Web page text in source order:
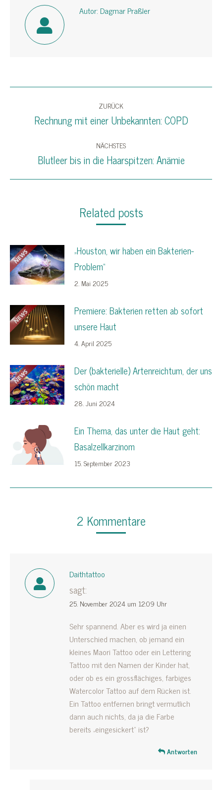
Autor:Dagmar Praßler
Kommentarnavigation
ZURÜCK
Vorheriger
Rechnung mit einer Unbekannten: COPD
NÄCHSTES
Nächster
Beitrag:
Blutleer bis in die Haarspitzen: Anämie
Related posts
„Houston, wir haben ein Bakterien-
Problem“
2. Mai 2025
Premiere: Bakterien retten ab sofort
unsere Haut
4. April 2025
Der (bakterielle) Artenreichtum, der uns
schön macht
28. Juni 2024
Ein Thema, das unter die Haut geht:
Basalzellkarzinom
15. September 2023
2 Kommentare
Daithtattoo
sagt:
25. November 2024 um 12:09 Uhr
Sehr spannend. Aber es wird ja einen
Unterschied machen, ob jemand ein
kleines Maori Tattoo oder ein Lettering
Tattoo mit den Namen der Kinder hat,
oder ob es ein grossflächiges, farbiges
Watercolor Tattoo auf dem Rücken ist.
Ein Tattoo entfernen bringt vermutlich
dann auch nichts, da ja die Farbe
bereits „eingesickert“ ist?
Antworten